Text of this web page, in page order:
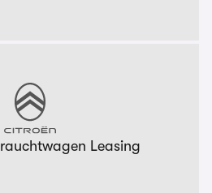
Leasing